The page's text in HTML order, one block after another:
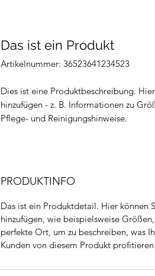
Das ist ein Produkt
Artikelnummer: 36523641234523
Dies ist eine Produktbeschreibung.
hinzufügen - z. B. Informationen zu
Pflege- und Reinigungshinweise.
PRODUKTINFO
Das ist ein Produktdetail. Hier können
hinzufügen, wie beispielsweise
perfekte Ort, um zu beschreiben, was
Kunden von diesem Produkt